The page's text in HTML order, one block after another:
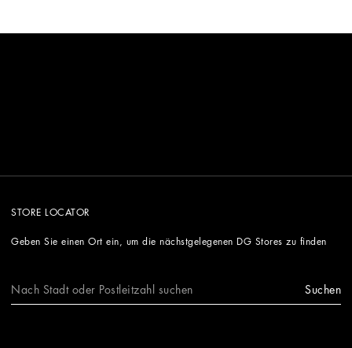
STORE LOCATOR
Geben Sie einen Ort ein, um die nächstgelegenen DG Stores zu finden
Suchen